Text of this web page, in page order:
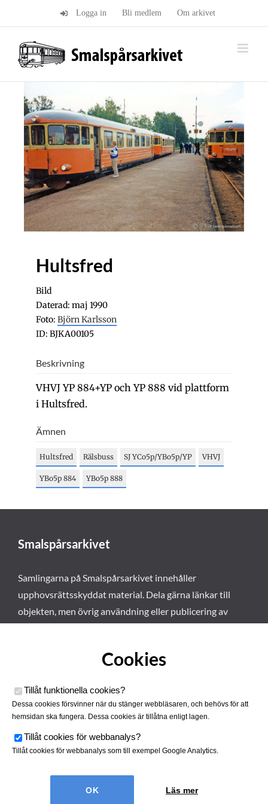
Logga in Bli medlem Om arkivet
Hultsfred
Bild
Daterad: maj 1990
Foto: Björn Karlsson
ID: BJKA00105
Beskrivning
VHVJ YP 884+YP och YP 888 vid plattform
i Hultsfred.
Ämnen
Hultsfred Rälsbuss SJ YCo5p/YBo5p/YP VHVJ
YBo5p 884 YBo5p 888
Smalspårsarkivet
Samlingarna på Smalspårsarkivet innehåller
upphovsrättsskyddat material. Dela gärna länkar till
objekten, men övrig användning eller publicering av
Smalspårsarkivet drivs av
Tjustbygdens Järnvägsförening
Cookies
Tillåt funktionella cookies?
Dessa cookies försvinner när du stänger webbläsaren, och behövs för att
hemsidan ska fungera. Dessa cookies är tillåtna enligt lagen.
Tillåt cookies för webbanalys?
Tillåt cookies för webbanalys som till exempel Google Analytics.
Läs mer